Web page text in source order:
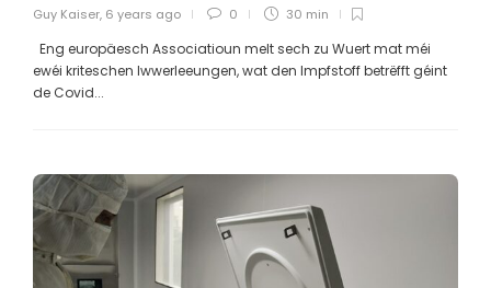
Guy Kaiser, 6 years ago 0 30 min
Eng europäesch Associatioun melt sech zu Wuert mat méi
ewéi kriteschen Iwwerleeungen, wat den Impfstoff betrëfft géint
de Covid...